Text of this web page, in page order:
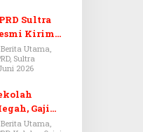
Sultra
Kirim
Tolak
No. 5
2026 ke
IX DPR
Utama,
Sultra
2026
Gaji
Berdarah-
Utama,